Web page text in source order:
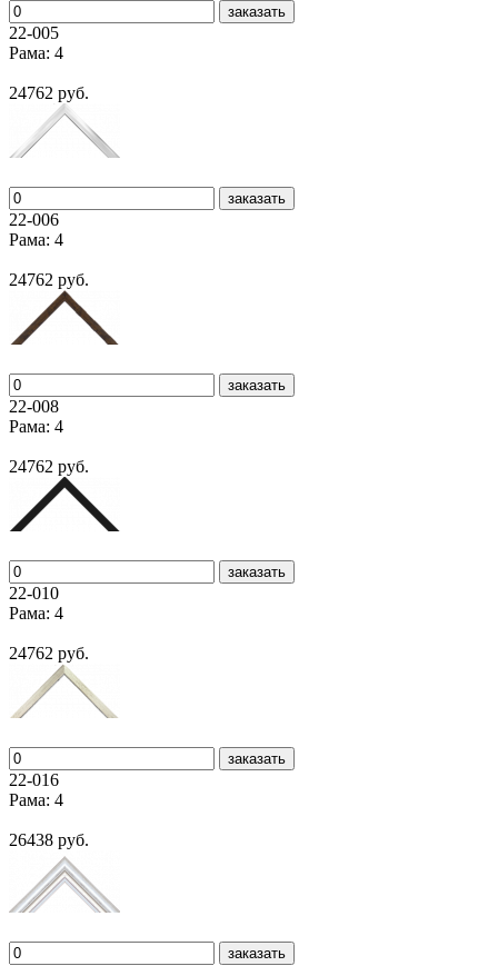
заказать
22-005
Рама: 4
24762 руб.
заказать
22-006
Рама: 4
24762 руб.
заказать
22-008
Рама: 4
24762 руб.
заказать
22-010
Рама: 4
24762 руб.
заказать
22-016
Рама: 4
26438 руб.
заказать